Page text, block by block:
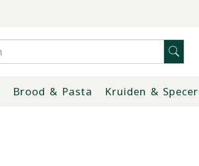
Brood & Pasta Kruiden &